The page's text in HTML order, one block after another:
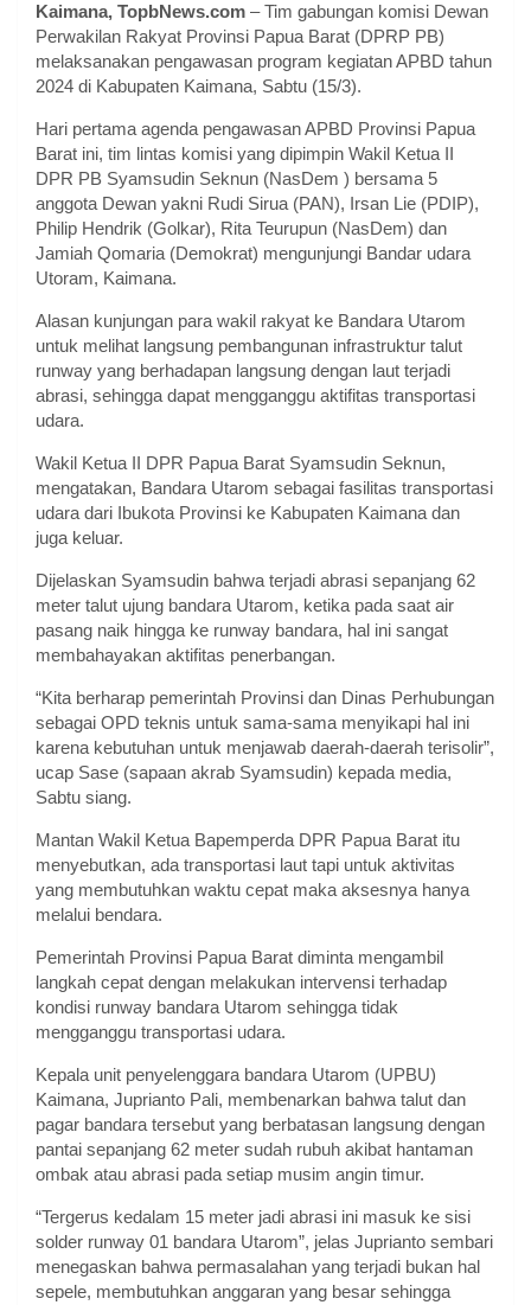
Kaimana, TopbNews.com – Tim gabungan komisi Dewan
Perwakilan Rakyat Provinsi Papua Barat (DPRP PB)
melaksanakan pengawasan program kegiatan APBD tahun
2024 di Kabupaten Kaimana, Sabtu (15/3).
Hari pertama agenda pengawasan APBD Provinsi Papua
Barat ini, tim lintas komisi yang dipimpin Wakil Ketua II
DPR PB Syamsudin Seknun (NasDem ) bersama 5
anggota Dewan yakni Rudi Sirua (PAN), Irsan Lie (PDIP),
Philip Hendrik (Golkar), Rita Teurupun (NasDem) dan
Jamiah Qomaria (Demokrat) mengunjungi Bandar udara
Utoram, Kaimana.
Alasan kunjungan para wakil rakyat ke Bandara Utarom
untuk melihat langsung pembangunan infrastruktur talut
runway yang berhadapan langsung dengan laut terjadi
abrasi, sehingga dapat mengganggu aktifitas transportasi
udara.
Wakil Ketua II DPR Papua Barat Syamsudin Seknun,
mengatakan, Bandara Utarom sebagai fasilitas transportasi
udara dari Ibukota Provinsi ke Kabupaten Kaimana dan
juga keluar.
Dijelaskan Syamsudin bahwa terjadi abrasi sepanjang 62
meter talut ujung bandara Utarom, ketika pada saat air
pasang naik hingga ke runway bandara, hal ini sangat
membahayakan aktifitas penerbangan.
“Kita berharap pemerintah Provinsi dan Dinas Perhubungan
sebagai OPD teknis untuk sama-sama menyikapi hal ini
karena kebutuhan untuk menjawab daerah-daerah terisolir”,
ucap Sase (sapaan akrab Syamsudin) kepada media,
Sabtu siang.
Mantan Wakil Ketua Bapemperda DPR Papua Barat itu
menyebutkan, ada transportasi laut tapi untuk aktivitas
yang membutuhkan waktu cepat maka aksesnya hanya
melalui bendara.
Pemerintah Provinsi Papua Barat diminta mengambil
langkah cepat dengan melakukan intervensi terhadap
kondisi runway bandara Utarom sehingga tidak
mengganggu transportasi udara.
Kepala unit penyelenggara bandara Utarom (UPBU)
Kaimana, Juprianto Pali, membenarkan bahwa talut dan
pagar bandara tersebut yang berbatasan langsung dengan
pantai sepanjang 62 meter sudah rubuh akibat hantaman
ombak atau abrasi pada setiap musim angin timur.
“Tergerus kedalam 15 meter jadi abrasi ini masuk ke sisi
solder runway 01 bandara Utarom”, jelas Juprianto sembari
menegaskan bahwa permasalahan yang terjadi bukan hal
sepele, membutuhkan anggaran yang besar sehingga